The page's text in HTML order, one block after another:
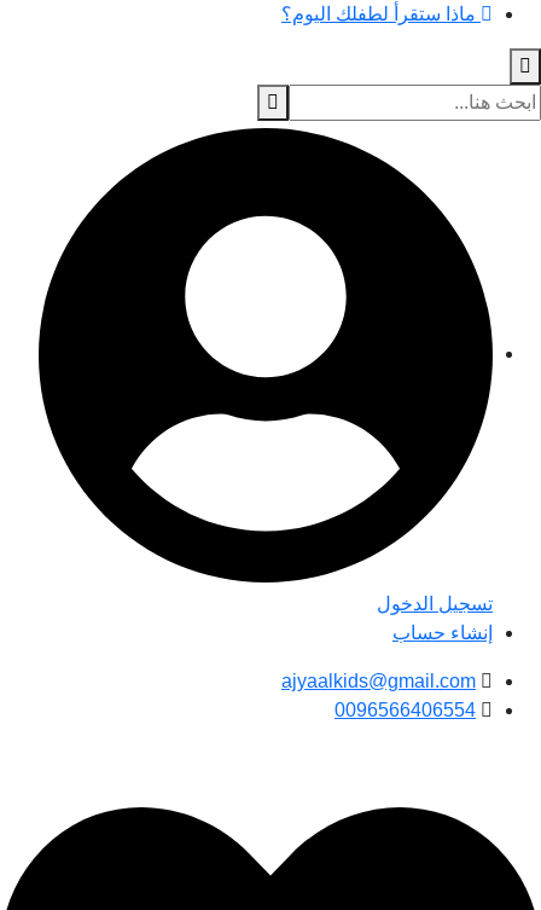
ماذا ستقرأ لطفلك اليوم؟
تسجيل الدخول
إنشاء حساب
ajyaalkids@gmail.com
0096566406554